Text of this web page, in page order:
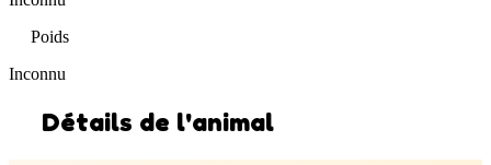
Poids
Inconnu
Détails de l'animal